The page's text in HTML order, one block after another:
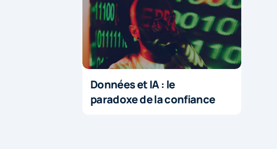
Données et IA : le
paradoxe de la confiance